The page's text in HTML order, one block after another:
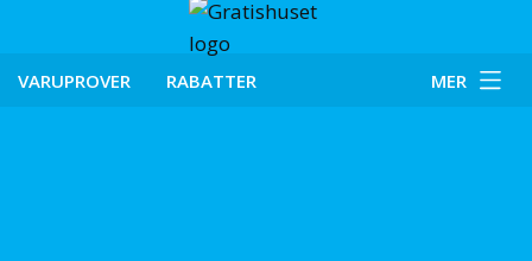
VARUPROVER RABATTER MER